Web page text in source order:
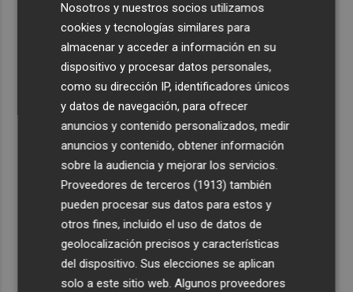
Noroeste, Altiplano y Guadalentín
Asaja Alicante calcula que en la provincia se arrancarán
50.000 plantas enfermas por clorosis nervial amarilla
Recibe toda la actualidad de
Plaza Podcast en tu correo
Quiero suscribirme
Nosotros y nuestros socios utilizamos
cookies y tecnologías similares para
almacenar y acceder a información en su
dispositivo y procesar datos personales,
como su dirección IP, identificadores únicos
y datos de navegación, para ofrecer
anuncios y contenido personalizados, medir
anuncios y contenido, obtener información
sobre la audiencia y mejorar los servicios.
Proveedores de terceros (1913) también
pueden procesar sus datos para estos y
otros fines, incluido el uso de datos de
geolocalización precisos y características
del dispositivo. Sus elecciones se aplican
solo a este sitio web. Algunos proveedores